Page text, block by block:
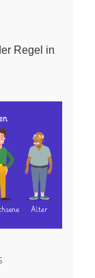
Regel in